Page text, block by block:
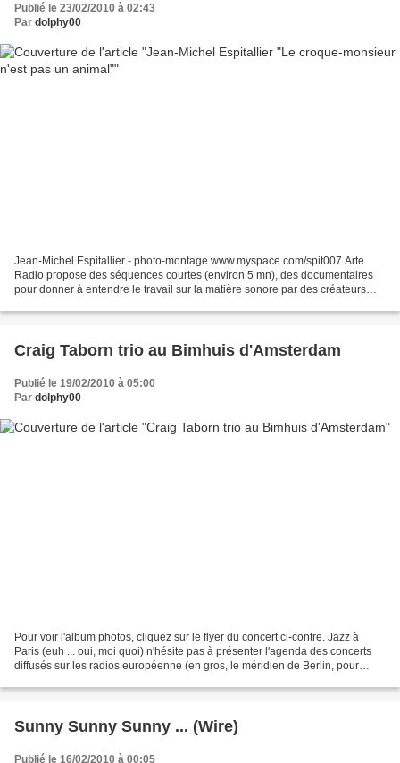
Publié le 23/02/2010 à 02:43
Par dolphy00
Jean-Michel Espitallier - photo-montage www.myspace.com/spit007 Arte
Radio propose des séquences courtes (environ 5 mn), des documentaires
pour donner à entendre le travail sur la matière sonore par des créateurs
Craig Taborn trio au Bimhuis d'Amsterdam
Publié le 19/02/2010 à 05:00
Par dolphy00
Pour voir l'album photos, cliquez sur le flyer du concert ci-contre. Jazz à
Paris (euh ... oui, moi quoi) n'hésite pas à présenter l'agenda des concerts
diffusés sur les radios européenne (en gros, le méridien de Berlin, pour
Sunny Sunny Sunny ... (Wire)
Publié le 16/02/2010 à 00:05